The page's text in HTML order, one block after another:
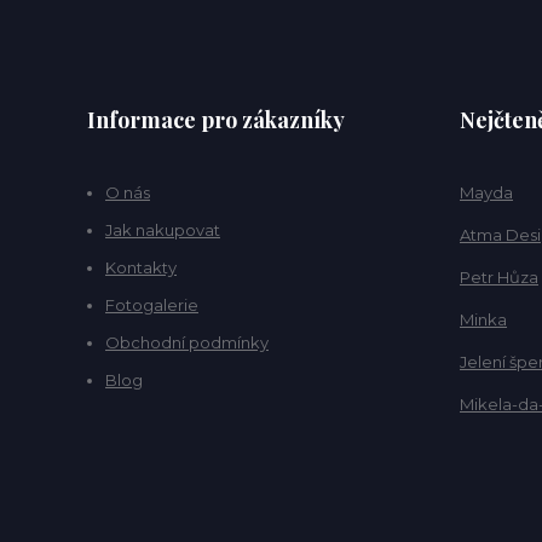
Informace pro zákazníky
O nás
Jak nakupovat
Kontakty
Fotogalerie
Obchodní podmínky
Blog
Mayda
Atma
Petr Hůza
Minka
Jelení
Mikela-